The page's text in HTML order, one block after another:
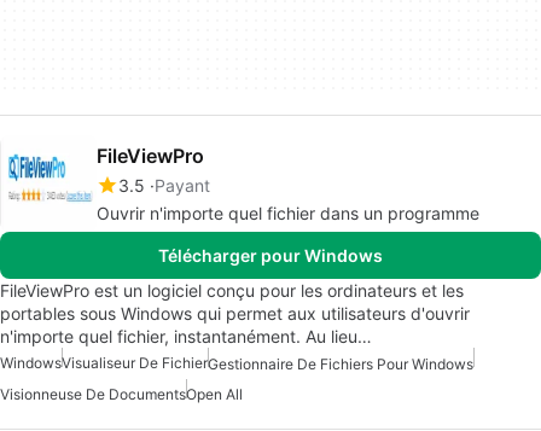
FileViewPro
3.5 Payant
Ouvrir n'importe quel fichier dans un programme
Télécharger pour Windows
FileViewPro est un logiciel conçu pour les ordinateurs et les
portables sous Windows qui permet aux utilisateurs d'ouvrir
n'importe quel fichier, instantanément. Au lieu…
WindowsVisualiseur De FichierGestionnaire De Fichiers Pour Windows
Visionneuse De DocumentsOpen All